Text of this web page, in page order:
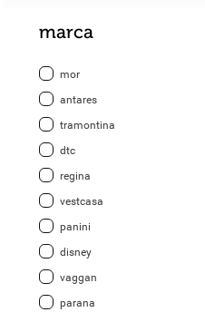
marca
mor
antares
tramontina
dtc
regina
vestcasa
panini
disney
vaggan
parana